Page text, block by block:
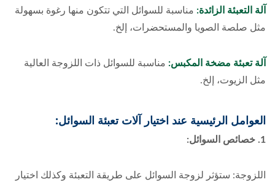
آلة التعبئة الزائدة: مناسبة للسوائل التي تتكون منها رغوة بسهولة
مثل صلصة الصويا والمستحضرات، إلخ.
آلة تعبئة مضخة المكبس: مناسبة للسوائل ذات اللزوجة العالية
مثل الزيوت، إلخ.
العوامل الرئيسية عند اختيار آلات تعبئة السوائل:
1. خصائص السوائل:
اللزوجة: ستؤثر لزوجة السوائل على طريقة التعبئة وكذلك اختيار